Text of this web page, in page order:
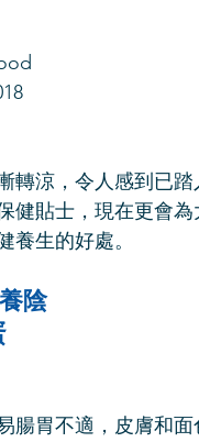
轉涼，令人感到已
健貼士，現在更會
養生的好處。
陰
腸胃不適，皮膚和面